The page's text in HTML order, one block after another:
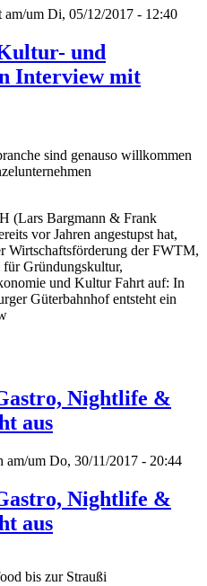
am/um Di, 05/12/2017 - 12:40
und
Interview mit
sind genauso willkommen
(Lars Bargmann & Frank
vor Jahren angestupst hat,
Wirtschaftsförderung der FWTM,
Gründungskultur,
und Kultur Fahrt auf: In
Güterbahnhof entsteht ein
Nightlife &
aus
am/um Do, 30/11/2017 - 20:44
Nightlife &
aus
bis zur Straußi